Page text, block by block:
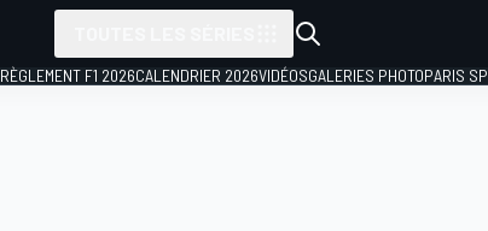
RÈGLEMENT F1 2026CALENDRIER 2026VIDÉOSGALERIES PHOTOPARIS